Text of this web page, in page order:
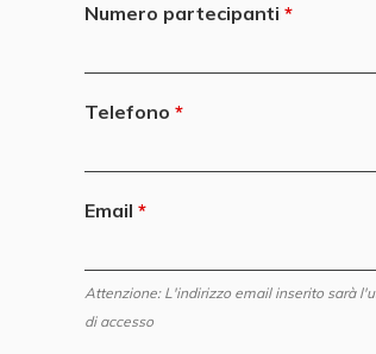
Numero partecipanti
Telefono
Email
Attenzione: L'indirizzo email inserito sarà
di accesso